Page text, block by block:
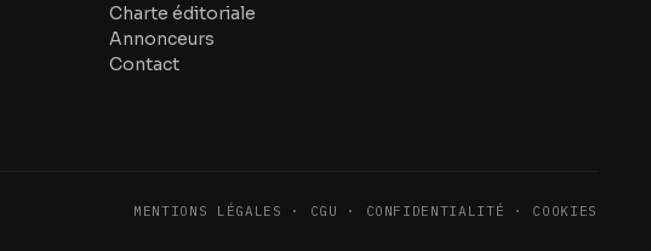
Charte éditoriale
Annonceurs
Contact
MENTIONS LÉGALES · CGU · CONFIDENTIALITÉ · COOKIES